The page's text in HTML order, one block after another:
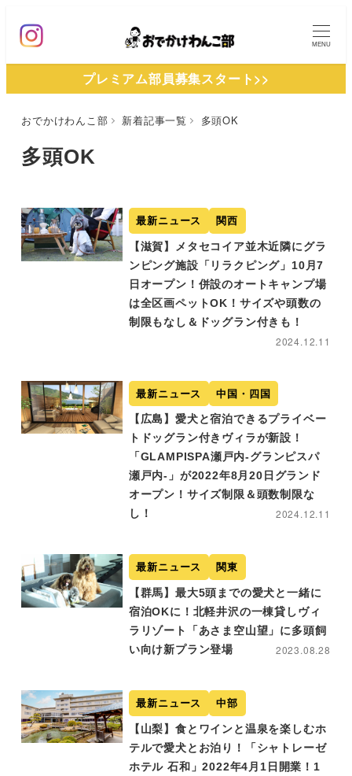
ン
MENU
プレミアム部員募集スタート>>
おでかけわんこ部 新着記事一覧 多頭OK
多頭OK
最新ニュース 関西
【滋賀】メタセコイア並木近隣にグラ
ンピング施設「リラクピング」10月7
日オープン！併設のオートキャンプ場
は全区画ペットOK！サイズや頭数の
制限もなし＆ドッグラン付きも！
2024.12.11
最新ニュース 中国・四国
【広島】愛犬と宿泊できるプライベー
トドッグラン付きヴィラが新設！
「GLAMPISPA瀬戸内-グランピスパ
瀬戸内-」が2022年8月20日グランド
オープン！サイズ制限＆頭数制限な
し！
2024.12.11
最新ニュース 関東
【群馬】最大5頭までの愛犬と一緒に
宿泊OKに！北軽井沢の一棟貸しヴィ
ラリゾート「あさま空山望」に多頭飼
い向け新プラン登場
2023.08.28
最新ニュース 中部
【山梨】食とワインと温泉を楽しむホ
テルで愛犬とお泊り！「シャトレーゼ
ホテル 石和」2022年4月1日開業！1